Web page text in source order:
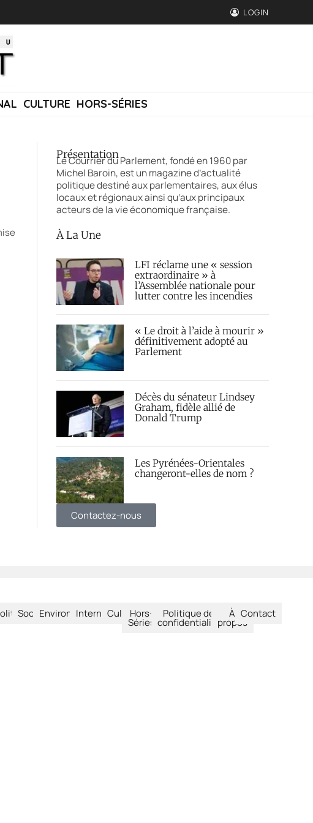
LOGIN
CULTURE HORS-SÉRIES
Présentation
Le Courrier du Parlement, fondé en 1960 par
Michel Baroin, est un magazine d’actualité
politique destiné aux parlementaires, aux élus
locaux et régionaux ainsi qu’aux principaux
acteurs de la vie économique française.
À La Une
LFI réclame une « session
extraordinaire » à
l’Assemblée nationale pour
lutter contre les incendies
« Le droit à l’aide à mourir »
définitivement adopté au
Parlement
Décès du sénateur Lindsey
Graham, fidèle allié de
Donald Trump
Les Pyrénées-Orientales
changeront-elles de nom ?
Contactez-nous
SociétéEnvironnementInternational
CultureHors-
Séries
Politique de
confidentialité
À
propos
Contact